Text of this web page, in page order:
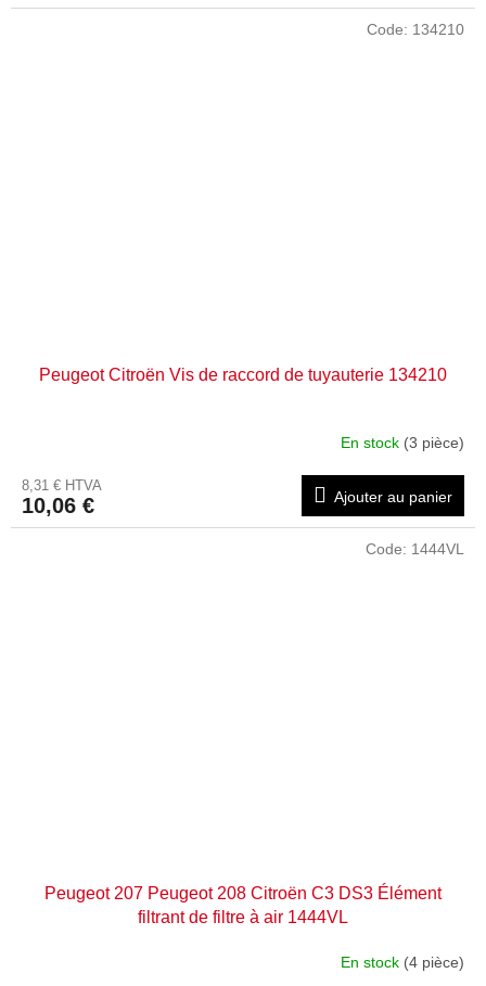
Peugeot Citroën Vis de raccord de tuyauterie 134210
En stock (3 pièce)
8,31 € HTVA
10,06 € Ajouter au panier
Code: 134210
Peugeot 207 Peugeot 208 Citroën C3 DS3 Élément
filtrant de filtre à air 1444VL
En stock (4 pièce)
Code: 1444VL